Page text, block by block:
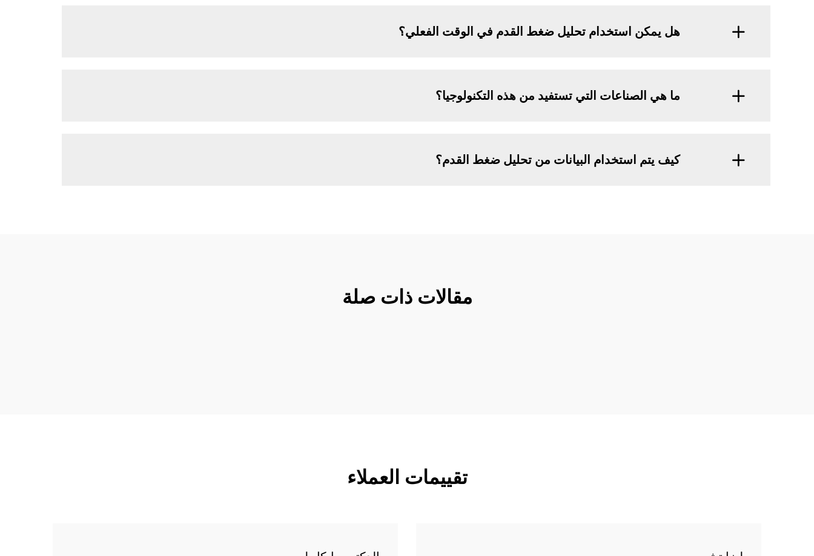
هل يمكن استخدام تحليل ضغط القدم في الوقت الفعلي؟
ما هي الصناعات التي تستفيد من هذه التكنولوجيا؟
كيف يتم استخدام البيانات من تحليل ضغط القدم؟
مقالات ذات صلة
تقييمات العملاء